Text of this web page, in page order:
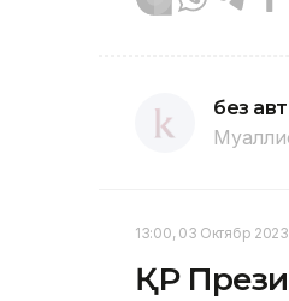
без
13:00, 03 Октябр 2023
ҚР